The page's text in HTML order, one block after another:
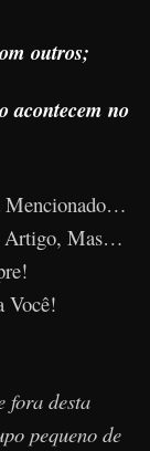
outros;
acontecem no
Mencionado…
Artigo, Mas…
Você!
fora desta
pequeno de